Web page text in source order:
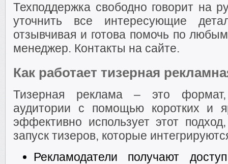
Техподдержка свободно говорит на
уточнить все интересующие
отзывчивая и готова помочь по
менеджер. Контакты на сайте.
Как работает тизерная
Тизерная реклама – это
аудитории с помощью коротких и
эффективно использует этот
запуск тизеров, которые
Рекламодатели получают